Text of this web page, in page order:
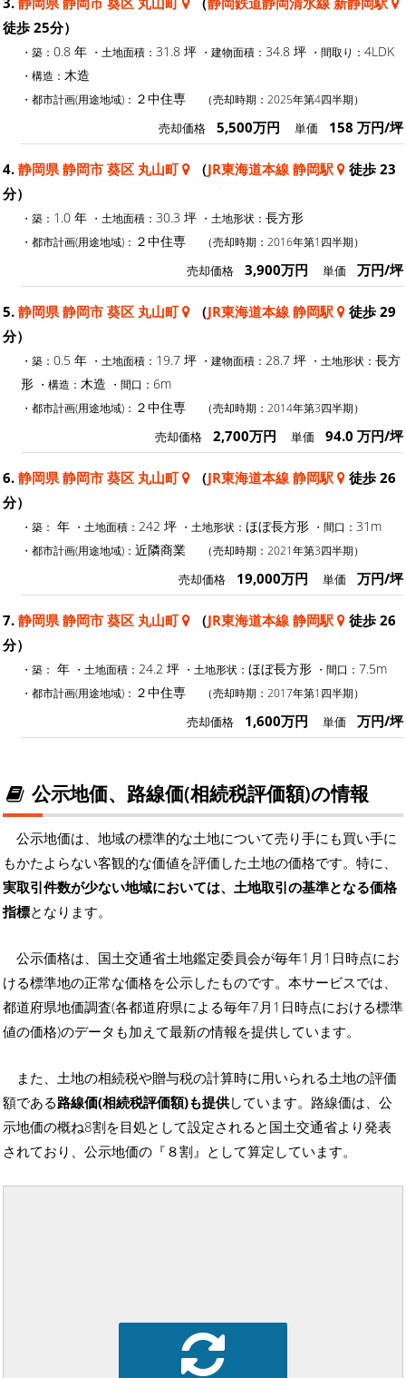
徒歩 25分）
・築： 0.8 年 ・土地面積： 31.8 坪 ・建物面積： 34.8 坪 ・間取り： 4LDK
・構造： 木造
・都市計画(用途地域)： ２中住専 （売却時期：2025年第4四半期）
売却価格 5,500万円 単価 158 万円/坪
4. 静岡県 静岡市 葵区 丸山町 （JR東海道本線 静岡駅
徒歩 23
分）
・築： 1.0 年 ・土地面積： 30.3 坪 ・土地形状： 長方形
・都市計画(用途地域)： ２中住専 （売却時期：2016年第1四半期）
売却価格 3,900万円 単価 万円/坪
5. 静岡県 静岡市 葵区 丸山町 （JR東海道本線 静岡駅
徒歩 29
分）
・築： 0.5 年 ・土地面積： 19.7 坪 ・建物面積： 28.7 坪 ・土地形状： 長方
形 ・構造： 木造 ・間口： 6m
・都市計画(用途地域)： ２中住専 （売却時期：2014年第3四半期）
売却価格 2,700万円 単価 94.0 万円/坪
6. 静岡県 静岡市 葵区 丸山町 （JR東海道本線 静岡駅
徒歩 26
分）
・築： 年 ・土地面積： 242 坪 ・土地形状： ほぼ長方形 ・間口： 31m
・都市計画(用途地域)： 近隣商業 （売却時期：2021年第3四半期）
売却価格 19,000万円 単価 万円/坪
7. 静岡県 静岡市 葵区 丸山町 （JR東海道本線 静岡駅
徒歩 26
分）
・築： 年 ・土地面積： 24.2 坪 ・土地形状： ほぼ長方形 ・間口： 7.5m
・都市計画(用途地域)： ２中住専 （売却時期：2017年第1四半期）
売却価格 1,600万円 単価 万円/坪
公示地価、路線価(相続税評価額)の情報
公示地価は、地域の標準的な土地について売り手にも買い手に
もかたよらない客観的な価値を評価した土地の価格です。特に、
実取引件数が少ない地域においては、土地取引の基準となる価格
指標となります。
公示価格は、国土交通省土地鑑定委員会が毎年1月1日時点にお
ける標準地の正常な価格を公示したものです。本サービスでは、
都道府県地価調査(各都道府県による毎年7月1日時点における標準
値の価格)のデータも加えて最新の情報を提供しています。
また、土地の相続税や贈与税の計算時に用いられる土地の評価
額である路線価(相続税評価額)も提供しています。路線価は、公
示地価の概ね8割を目処として設定されると国土交通省より発表
されており、公示地価の『８割』として算定しています。